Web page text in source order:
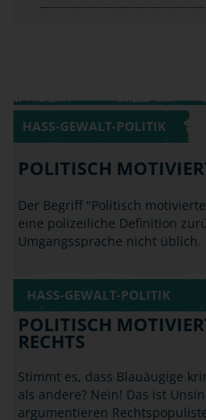
HASS-GEWALT-POLITIK
POLITISCH
Der Begriff "Politisch
eine polizeiliche Definition
Umgangssprache nicht üblich.
HASS-GEWALT-POLITIK
POLITISCH
RECHTS
Stimmt es, dass Blauäugige
als andere? Nein! Das ist
argumentieren